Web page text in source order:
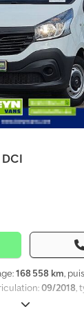
DCI
168 558 km,
09/2018,
205/65R16